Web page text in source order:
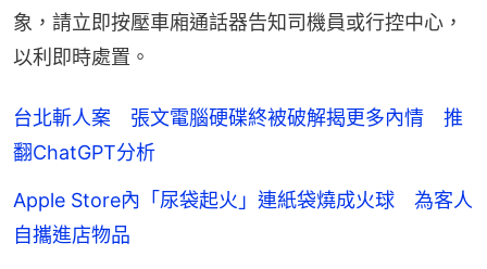
象，請立即按壓車廂通話器告知司機員或行控中心，
以利即時處置。
台北斬人案 張文電腦硬碟終被破解揭更多內情 推
翻ChatGPT分析
Apple Store內「尿袋起火」連紙袋燒成火球 為客人
自攜進店物品